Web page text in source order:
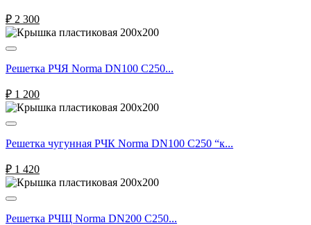
₽ 2 300
Решетка РЧЯ Norma DN100 С250...
₽ 1 200
Решетка чугунная РЧК Norma DN100 C250 “к...
₽ 1 420
Решетка РЧЩ Norma DN200 С250...